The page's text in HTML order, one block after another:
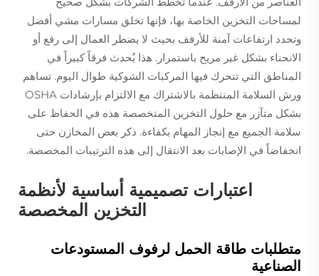
لمساحات التخزين الخاصة بها، فإنها تخلق مسارات مشي أفضل
وتحدد ارتفاعات آمنة للأرفف بحيث لا يضطر العمال إلى رفع أو
الانحناء بشكل غير مريح باستمرار. هذا يُحدث فرقاً كبيراً في
المناطق التي تتحرك فيها المركبات الشوكية طوال اليوم. تساهم
ورش السلامة المنتظمة بالاشتراك مع الالتزام بإرشادات OSHA
بشكل متآزر مع حلول التخزين المتخصصة هذه في الحفاظ على
سلامة الجميع مع إنجاز المهام بكفاءة. ذكر بعض المخازن حتى
انخفاضاً في الإصابات بعد الانتقال إلى هذه الترتيبات المخصصة.
اعتبارات تصميمية أساسية لأنظمة
التخزين المخصصة
متطلبات طاقة الحمل لرفوف المستودعات
الصناعية